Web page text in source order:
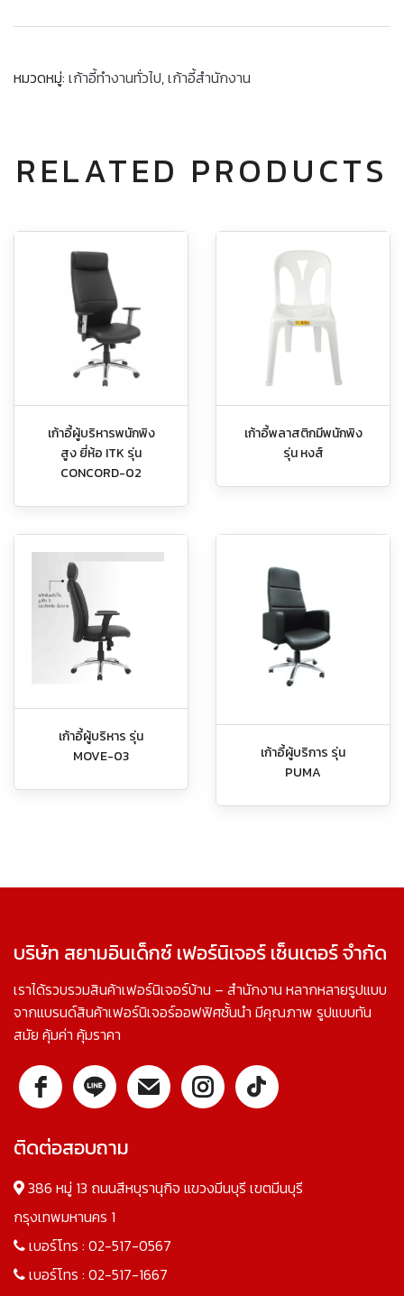
หมวดหมู่: เก้าอี้ทำงานทั่วไป,เก้าอี้สำนักงาน
RELATED PRODUCTS
เก้าอี้ผู้บริหารพนักพิง
สูง ยี่ห้อ ITK รุ่น
CONCORD-02
เก้าอี้พลาสติกมีพนักพิง
รุ่น หงส์
เก้าอี้ผู้บริหาร รุ่น
MOVE-03
เก้าอี้ผู้บริการ รุ่น
PUMA
บริษัท สยามอินเด็กซ์ เฟอร์นิเจอร์ เซ็นเตอร์ จำกัด
เราได้รวบรวมสินค้าเฟอร์นิเจอร์บ้าน – สำนักงาน หลากหลายรูปแบบ
จากแบรนด์สินค้าเฟอร์นิเจอร์ออฟฟิศชั้นนำ มีคุณภาพ รูปแบบทัน
สมัย คุ้มค่า คุ้มราคา
ติดต่อสอบถาม
386 หมู่ 13 ถนนสีหบุรานุกิจ แขวงมีนบุรี เขตมีนบุรี
กรุงเทพมหานคร 1
เบอร์โทร : 02-517-0567
เบอร์โทร : 02-517-1667